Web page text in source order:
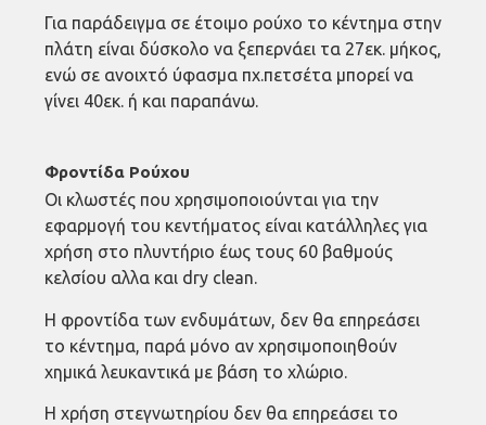
Για παράδειγμα σε έτοιμο ρούχο το κέντημα στην
πλάτη είναι δύσκολο να ξεπερνάει τα 27εκ. μήκος,
ενώ σε ανοιχτό ύφασμα πχ.πετσέτα μπορεί να
γίνει 40εκ. ή και παραπάνω.
Φροντίδα Ρούχου
Οι κλωστές που χρησιμοποιούνται για την
εφαρμογή του κεντήματος είναι κατάλληλες για
χρήση στο πλυντήριο έως τους 60 βαθμούς
κελσίου αλλα και dry clean.
Η φροντίδα των ενδυμάτων, δεν θα επηρεάσει
το κέντημα, παρά μόνο αν χρησιμοποιηθούν
χημικά λευκαντικά με βάση το χλώριο.
Η χρήση στεγνωτηρίου δεν θα επηρεάσει το